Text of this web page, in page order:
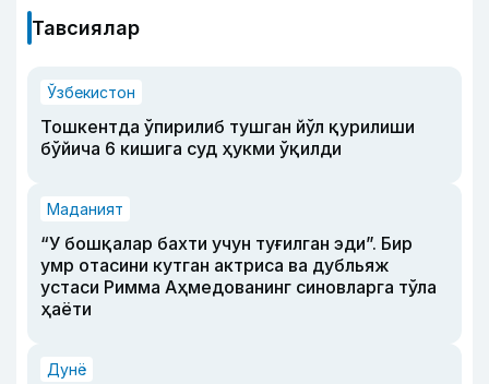
Тавсиялар
Ўзбекистон
Тошкентда ўпирилиб тушган йўл қурилиши
бўйича 6 кишига суд ҳукми ўқилди
Маданият
“У бошқалар бахти учун туғилган эди”. Бир
умр отасини кутган актриса ва дубльяж
устаси Римма Аҳмедованинг синовларга тўла
ҳаёти
Дунё